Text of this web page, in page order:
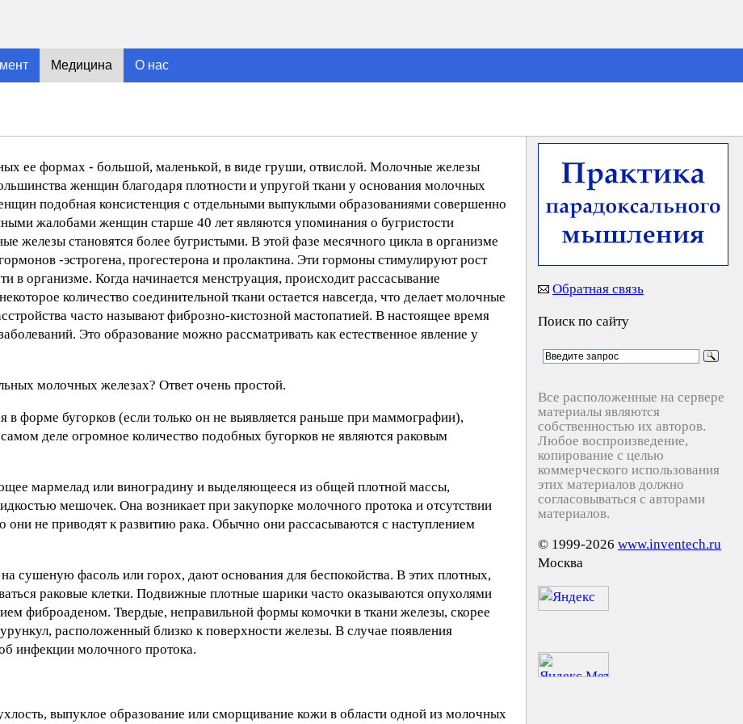
Медицина О нас
ее формах - большой, маленькой, в виде груши, отвислой. Молочные железы
женщин благодаря плотности и упругой ткани у основания молочных
подобная консистенция с отдельными выпуклыми образованиями совершенно
жалобами женщин старше 40 лет являются упоминания о бугристости
железы становятся более бугристыми. В этой фазе месячного цикла в организме
-эстрогена, прогестерона и пролактина. Эти гормоны стимулируют рост
организме. Когда начинается менструация, происходит рассасывание
количество соединительной ткани остается навсегда, что делает молочные
часто называют фиброзно-кистозной мастопатией. В настоящее время
Это образование можно рассматривать как естественное явление у
молочных железах? Ответ очень простой.
в форме бугорков (если только он не выявляется раньше при маммографии),
деле огромное количество подобных бугорков не являются раковым
мармелад или виноградину и выделяющееся из общей плотной массы,
мешочек. Она возникает при закупорке молочного протока и отсутствии
они не приводят к развитию рака. Обычно они рассасываются с наступлением
сушеную фасоль или горох, дают основания для беспокойства. В этих плотных,
раковые клетки. Подвижные плотные шарики часто оказываются опухолями
фиброаденом. Твердые, неправильной формы комочки в ткани железы, скорее
расположенный близко к поверхности железы. В случае появления
инфекции молочного протока.
выпуклое образование или сморщивание кожи в области одной из молочных
Обратная связь
Поиск по сайту
Все расположенные на сервере
материалы являются
собственностью их авторов.
Любое воспроизведение,
копирование с целью
коммерческого использования
этих материалов должно
согласовываться с авторами
материалов.
© 1999-2026 www.inventech.ru
Москва